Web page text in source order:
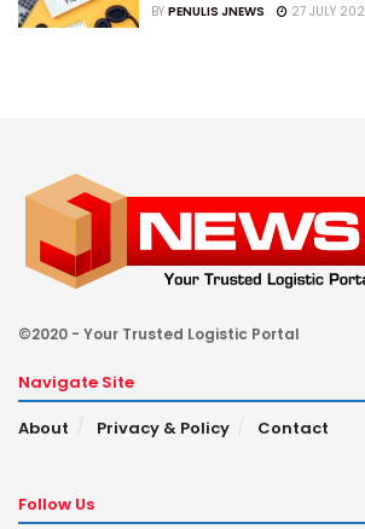
BY PENULIS JNEWS 27 JULY
©2020 - Your Trusted Logistic Portal
Navigate Site
About
Privacy & Policy Contact
Follow Us